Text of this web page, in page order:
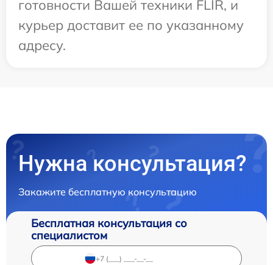
готовности Вашей техники FLIR, и
курьер доставит ее по указанному
адресу.
Нужна консультация?
Закажите бесплатную консультацию
Бесплатная консультация со
специалистом